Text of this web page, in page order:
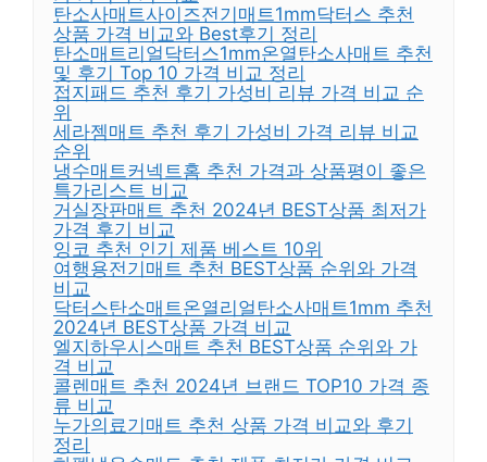
탄소사매트사이즈전기매트1mm닥터스 추천
상품 가격 비교와 Best후기 정리
탄소매트리얼닥터스1mm온열탄소사매트 추천
및 후기 Top 10 가격 비교 정리
접지패드 추천 후기 가성비 리뷰 가격 비교 순
위
세라젬매트 추천 후기 가성비 가격 리뷰 비교
순위
냉수매트커넥트홈 추천 가격과 상품평이 좋은
특가리스트 비교
거실장판매트 추천 2024년 BEST상품 최저가
가격 후기 비교
잉코 추천 인기 제품 베스트 10위
여행용전기매트 추천 BEST상품 순위와 가격
비교
닥터스탄소매트온열리얼탄소사매트1mm 추천
2024년 BEST상품 가격 비교
엘지하우시스매트 추천 BEST상품 순위와 가
격 비교
콜렌매트 추천 2024년 브랜드 TOP10 가격 종
류 비교
누가의료기매트 추천 상품 가격 비교와 후기
정리